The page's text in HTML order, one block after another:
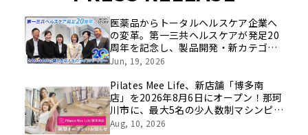
医薬品からトータルヘルスケア企業へ
の変革。第一三共ヘルスケアが発足20
周年を記念し、製品開発・新カテゴリ
挑戦の舞台や旧社統合時のエピソード
像を公開！
Jun, 19, 2026
Pilates Mee Life、新店舗「博多南
店」を2026年8月6日にオープン！那珂
川市に、最大5名の少人数制マシンピラ
ティスが誕生
Aug, 10, 2026